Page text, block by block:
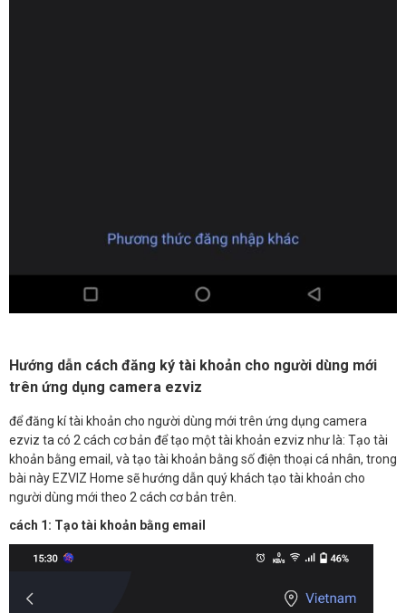
Hướng dẫn cách đăng ký tài khoản cho người dùng mới
trên ứng dụng camera ezviz
để đăng kí tài khoản cho người dùng mới trên ứng dụng camera
ezviz ta có 2 cách cơ bản để tạo một tài khoản ezviz như là: Tạo tài
khoản bằng email, và tạo tài khoản bằng số điện thoại cá nhân, trong
bài này EZVIZ Home sẽ hướng dẫn quý khách tạo tài khoản cho
người dùng mới theo 2 cách cơ bản trên.
cách 1: Tạo tài khoản bằng email